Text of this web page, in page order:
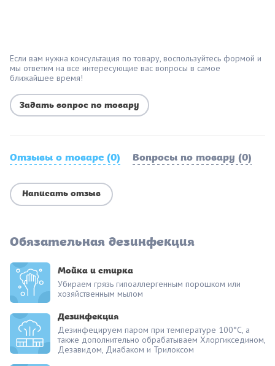
Если вам нужна консультация по товару, воспользуйтесь формой и
мы ответим на все интересующие вас вопросы в самое
ближайшее время!
Задать вопрос по товару
Отзывы о товаре (0) Вопросы по товару (0)
Написать отзыв
Обязательная дезинфекция
Мойка и стирка
Убираем грязь гипоаллергенным порошком или
хозяйственным мылом
Дезинфекция
Дезинфецируем паром при температуре 100°С, а
также дополнительно обрабатываем Хлоргикседином,
Дезавидом, Диабаком и Трилоксом